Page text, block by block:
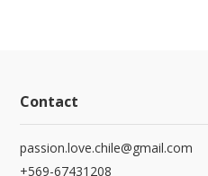
Contact
passion.love.chile@gmail.com
+569-67431208